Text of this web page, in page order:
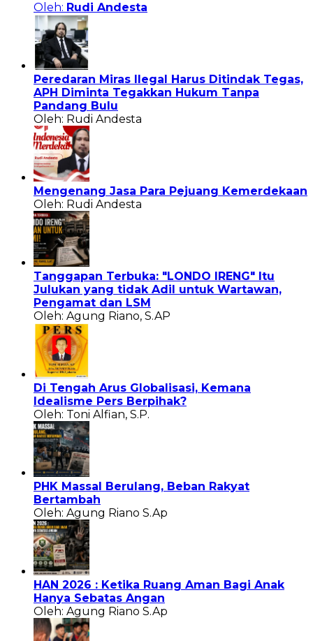
Oleh: Rudi Andesta
Peredaran Miras Ilegal Harus Ditindak Tegas,
APH Diminta Tegakkan Hukum Tanpa
Pandang Bulu
Oleh: Rudi Andesta
Mengenang Jasa Para Pejuang Kemerdekaan
Oleh: Rudi Andesta
Tanggapan Terbuka: "LONDO IRENG" Itu
Julukan yang tidak Adil untuk Wartawan,
Pengamat dan LSM
Oleh: Agung Riano, S.AP
Di Tengah Arus Globalisasi, Kemana
Idealisme Pers Berpihak?
Oleh: Toni Alfian, S.P.
PHK Massal Berulang, Beban Rakyat
Bertambah
Oleh: Agung Riano S.Ap
HAN 2026 : Ketika Ruang Aman Bagi Anak
Hanya Sebatas Angan
Oleh: Agung Riano S.Ap